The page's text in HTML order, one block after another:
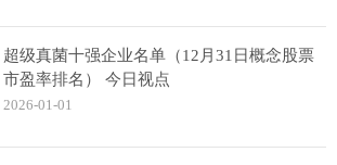
超级真菌十强企业名单（12月31日概念股票
市盈率排名） 今日视点
2026-01-01